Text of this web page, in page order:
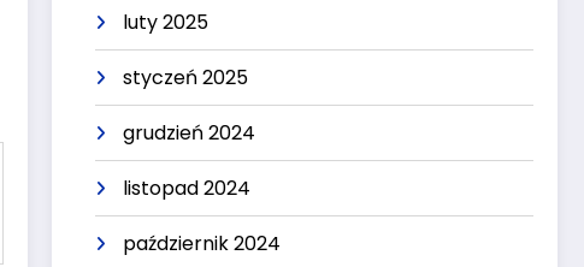
luty 2025
styczeń 2025
grudzień 2024
listopad 2024
październik 2024